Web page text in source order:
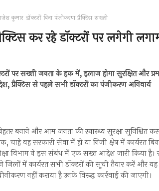
कुमार डॉक्टरों बिना पंजीकरण प्रैक्टिस सख्ती
कर रहे डॉक्टरों पर लगेगी
पर सख्ती जनता के हक में, इलाज होगा सुरक्षित और
प्रैक्टिस से पहले सभी डॉक्टरों का पंजीकरण अनिवार्य
बनाने और आम जनता की स्वास्थ्य सुरक्षा
वह सरकारी सेवा में हो या निजी क्षेत्र में कार्यरत
विभाग ने इस संबंध में एक सख्त आदेश जारी किया
में कार्यरत सभी डॉक्टरों की सूची तैयार करें और यह
नहीं कराया है उनके विरुद्ध कार्रवाई की जाएगी।